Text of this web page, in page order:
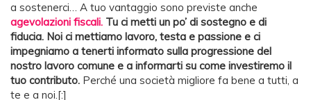
a sostenerci… A tuo vantaggio sono previste anche
agevolazioni fiscali. Tu ci metti un po’ di sostegno e di
fiducia. Noi ci mettiamo lavoro, testa e passione e ci
impegniamo a tenerti informato sulla progressione del
nostro lavoro comune e a informarti su come investiremo il
tuo contributo. Perché una società migliore fa bene a tutti, a
te e a noi.[:]